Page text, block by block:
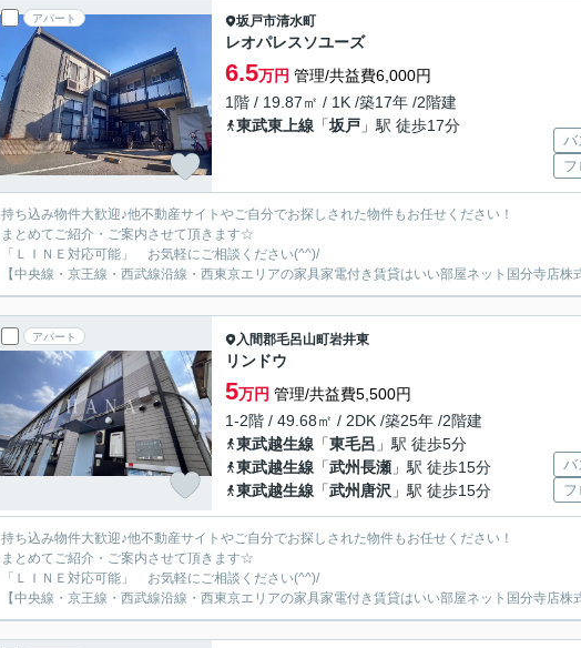
アパート 坂戸市清水町
レオパレスソユーズ
6.5万円 管理/共益費6,000円
1階 / 19.87㎡ / 1K /築17年 /2階建
東武東上線 「坂戸 」駅 徒歩17分
バ
持ち込み物件大歓迎♪他不動産サイトやご自分でお探しされた物件もお任せください！
まとめてご紹介・ご案内させて頂きます☆
「ＬＩＮＥ対応可能」 お気軽にご相談ください(^^)/
【中央線・京王線・西武線沿線・西東京エリアの家具家電付き賃貸はいい部屋ネット国分寺店株
アパート 入間郡毛呂山町岩井東
リンドウ
5万円 管理/共益費5,500円
1-2階 / 49.68㎡ / 2DK /築25年 /2階建
東武越生線 「東毛呂 」駅 徒歩5分
東武越生線 「武州長瀬 」駅 徒歩15分
東武越生線 「武州唐沢 」駅 徒歩15分
バ
持ち込み物件大歓迎♪他不動産サイトやご自分でお探しされた物件もお任せください！
まとめてご紹介・ご案内させて頂きます☆
「ＬＩＮＥ対応可能」 お気軽にご相談ください(^^)/
【中央線・京王線・西武線沿線・西東京エリアの家具家電付き賃貸はいい部屋ネット国分寺店株